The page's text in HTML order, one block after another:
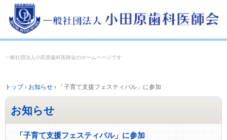
一般社団法人小田原歯科医師会のホームページです
トップ› お知らせ › 「子育て支援フェスティバル」に参加
お知らせ
「子育て支援フェスティバル」に参加